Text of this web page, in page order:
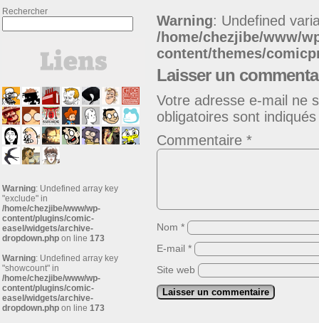
Rechercher
Warning: Undefined array key
"exclude" in
/home/chezjibe/www/wp-
content/plugins/comic-
easel/widgets/archive-
dropdown.php on line 173
Warning: Undefined array key
"showcount" in
/home/chezjibe/www/wp-
content/plugins/comic-
easel/widgets/archive-
dropdown.php on line 173
Warning: Undefined
/home/chezjibe/www/
content/themes/
Laisser un
Votre adresse e-mail ne
obligatoires sont
Commentaire *
Nom *
E-mail *
Site web